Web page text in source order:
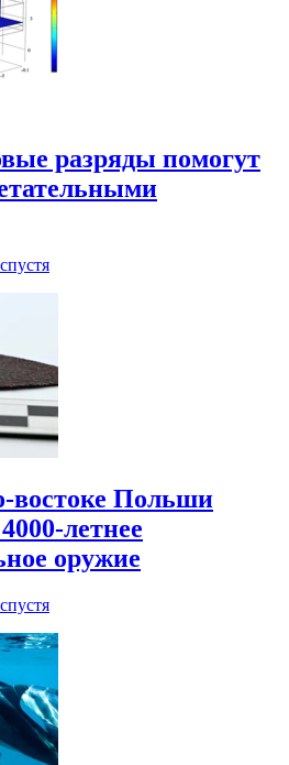
разряды помогут
востоке Польши
летнее
оружие